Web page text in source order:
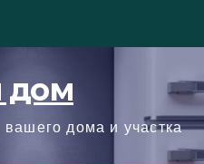
дом
вашего дома и участка